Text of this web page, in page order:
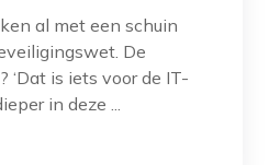
al met een schuin
De
‘Dat is iets voor de IT-
in deze ...